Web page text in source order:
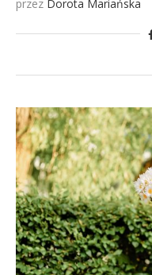
przez Dorota Mariańska